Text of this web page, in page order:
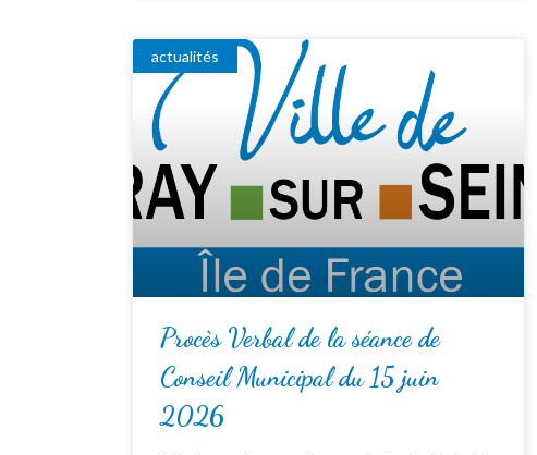
actualités
Procès Verbal de la séance de
Conseil Municipal du 15 juin
2026